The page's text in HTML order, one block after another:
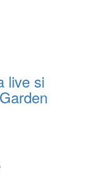
live si